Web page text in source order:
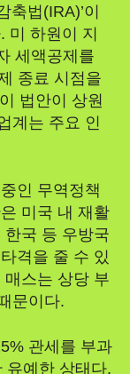
법(IRA)’이
미 하원이 지
세액공제를
종료 시점을
법안이 상원
계는 주요 인
인 무역정책
미국 내 재활
국 등 우방국
격을 줄 수 있
스는 상당 부
문이다.
관세를 부과
유예한 상태다.